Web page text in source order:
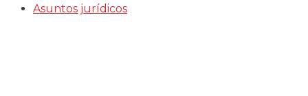
Asuntos jurídicos